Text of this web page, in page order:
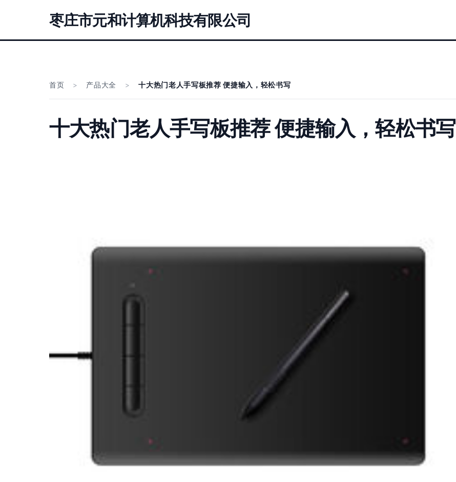
枣庄市元和计算机科技有限公司
首页 > 产品大全 > 十大热门老人手写板推荐 便捷输入，轻松书写
十大热门老人手写板推荐 便捷输入，轻松书写